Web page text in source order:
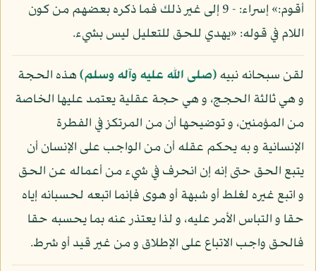
أقوم:» إسراء: - 9 إلى غير ذلك فما ذكره بعضهم من كون
اللام في قوله: «يهدي للحق للتعليل ليس بشيء.
لقن سبحانه نبيه(صلى الله عليه وآله وسلم)هذه الحجة
و هي ثالثة الحجج، و هي حجة عقلية يعتمد عليها الخاصة
من المؤمنين، و توضيحها أن من المرتكز في الفطرة
الإنسانية و به يحكم عقله أن من الواجب على الإنسان أن
يتبع الحق حتى إنه إن انحرف في شيء من أعماله عن الحق
و اتبع غيره لغلط أو شبهة أو هوى فإنما اتبعه لحسبانه إياه
حقا و التباس الأمر عليه، و لذا يعتذر عنه بما يحسبه حقا
فالحق واجب الاتباع على الإطلاق و من غير قيد أو شرط.